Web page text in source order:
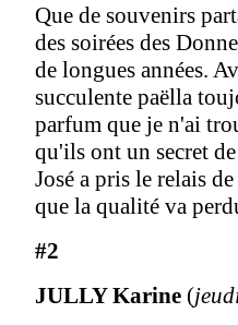
Que de souvenirs
des soirées des
de longues années.
succulente paëlla
parfum que je n'ai
qu'ils ont un secret
José a pris le relais
que la qualité va
#2
JULLY Karine (